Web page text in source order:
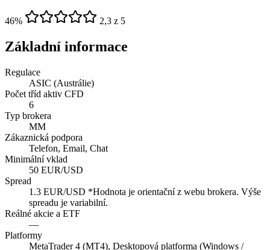
46% 2,3 z 5
Základní informace
Regulace
ASIC (Austrálie)
Počet tříd aktiv CFD
6
Typ brokera
MM
Zákaznická podpora
Telefon, Email, Chat
Minimální vklad
50 EUR/USD
Spread
1.3 EUR/USD *Hodnota je orientační z webu brokera. Výše
spreadu je variabilní.
Reálné akcie a ETF
—
Platformy
MetaTrader 4 (MT4), Desktopová platforma (Windows /